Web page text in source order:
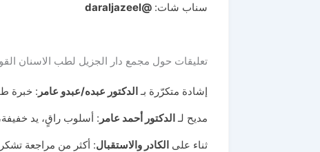
سناب شات: @daraljazeel
تعليقات حول مجمع دار الجزيل لطب الاسنان
إشادة متكرّرة بـالدكتور عبده/عبدو عامر : خبرة
مديح لـالدكتور أحمد عامر : أسلوب راقٍ، يد
ثناء على الكادر والاستقبال: أكثر من مراجعة